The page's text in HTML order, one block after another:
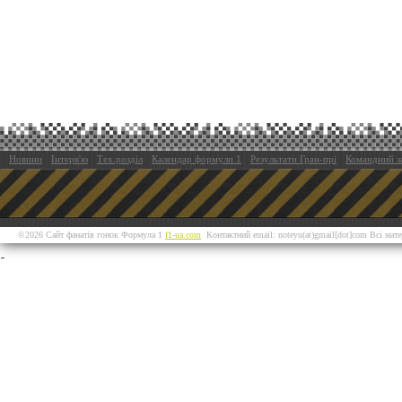
Новини Інтерв'ю Тех.розділ Календар формули 1 Результати Гран-прі Командний
©2026 Сайт фанатів гонок Формула 1 f1-ua.com Контактний email: noteyu(at)gmail[dot]com Всі